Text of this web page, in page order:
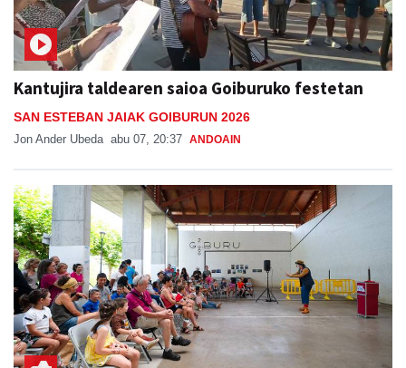
Kantujira taldearen saioa Goiburuko festetan
SAN ESTEBAN JAIAK GOIBURUN 2026
Jon Ander Ubeda abu 07, 20:37 ANDOAIN